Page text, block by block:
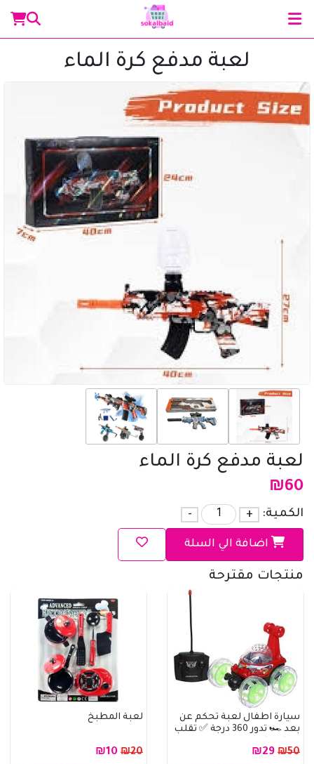
لعبة مدفع كرة الماء
₪60
الكمية: +
-
اضافة الي السلة
لعبة مدفع كرة الماء
منتجات مقترحة
سيارة اطفال لعبة تحكم عن
بعد 🏎️ تدور 360 درجة ✅ تقلب
₪50
لعبة المطبخ
₪20
مساعد سوق البلد
متصل الآن
مرحباً 👋 أنا مساعدك الذكي في سوق البلد.
كيف يمكنني مساعدتك؟ اكتب لي عن المنتج الذي